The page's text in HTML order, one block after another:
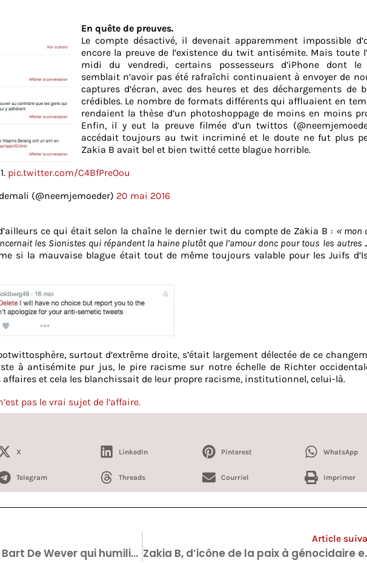
En quête de preuves.
Le compte désactivé, il devenait apparemment impossible
encore la preuve de l’existence du twit antisémite. Mais toute
midi du vendredi, certains possesseurs d’iPhone dont le
semblait n’avoir pas été rafraîchi continuaient à envoyer de
captures d’écran, avec des heures et des déchargements de
crédibles. Le nombre de formats différents qui affluaient en
rendaient la thèse d’un photoshoppage de moins en moins
Enfin, il y eut la preuve filmée d’un twittos
accédait toujours au twit incriminé et le doute ne fut plus
Zakia B avait bel et bien twitté cette blague horrible.
pic.twitter.com/C4BfPreOou
(@neemjemoeder) 20 mai 2016
ce qui était selon la chaîne le dernier twit du compte de Zakia B : « mon
les Sionistes qui répandent la haine plutôt que l’amour donc pour tous les autres
si la mauvaise blague était tout de même toujours valable pour les Juifs
surtout d’extrême droite, s’était largement délectée de ce
à antisémite pur jus, le pire racisme sur notre échelle de Richter
et cela les blanchissait de leur propre racisme, institutionnel, celui-là.
pas le vrai sujet de l’affaire.
X LinkedIn Pinterest WhatsApp
Telegram Threads Courriel Imprimer
Le PS-bashing de Bart De Wever qui humilie la Flandre de droite.
Article
Zakia B,